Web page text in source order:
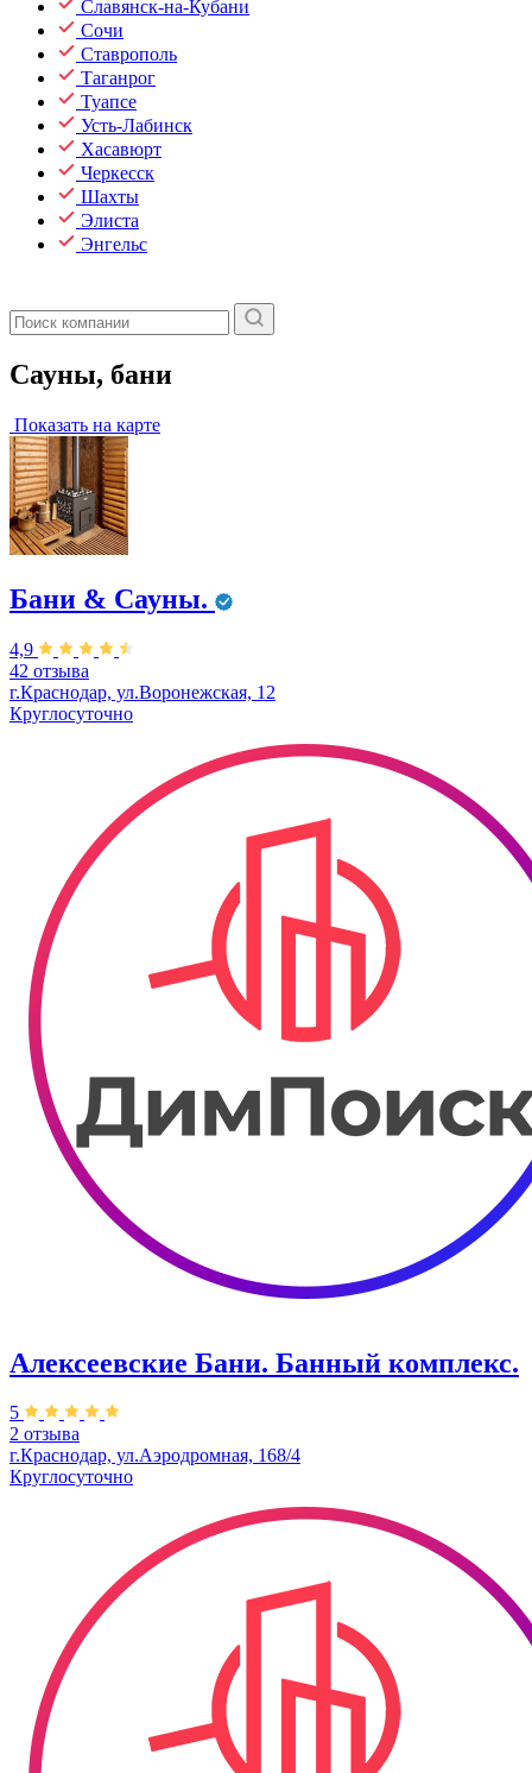
Славянск-на-Кубани
Сочи
Ставрополь
Таганрог
Туапсе
Усть-Лабинск
Хасавюрт
Черкесск
Шахты
Элиста
Энгельс
Сауны, бани
Показать на карте
Бани & Сауны.
4,9
42 отзыва
г.Краснодар, ул.Воронежская, 12
Круглосуточно
Алексеевские Бани. Банный комплекс.
5
2 отзыва
г.Краснодар, ул.Аэродромная, 168/4
Круглосуточно